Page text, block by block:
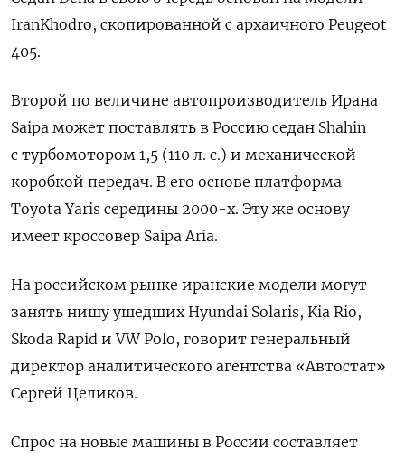
IranKhodro, скопированной с архаичного Peugeot
405.
Второй по величине автопроизводитель Ирана
Saipa может поставлять в Россию седан Shahin
с турбомотором 1,5 (110 л. с.) и механической
коробкой передач. В его основе платформа
Toyota Yaris середины 2000-х. Эту же основу
имеет кроссовер Saipa Aria.
На российском рынке иранские модели могут
занять нишу ушедших Hyundai Solaris, Kia Rio,
Skoda Rapid и VW Polo, говорит генеральный
директор аналитического агентства «Автостат»
Сергей Целиков.
Спрос на новые машины в России составляет